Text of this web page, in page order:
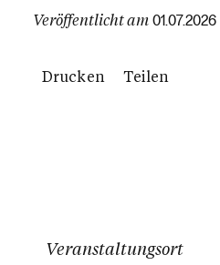
Veröffentlicht am 01.07.2026
Drucken Teilen
Veranstaltungsort